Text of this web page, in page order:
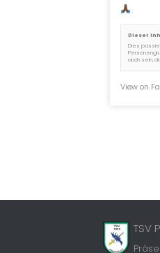
Dieser
Dies
auch sein,
View on
TSV